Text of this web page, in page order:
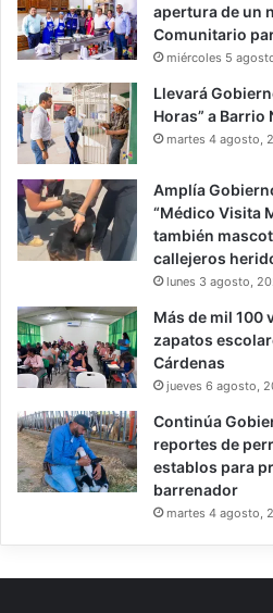
apertura de un
Comunitario
miércoles 5
Llevará
Horas” a
martes 4 agosto,
Amplía
“Médico Visita
también
callejeros
lunes 3 agosto,
Más de mil 100
zapatos
Cárdenas
jueves 6 agosto,
Continúa
reportes de
establos para
barrenador
martes 4 agosto,